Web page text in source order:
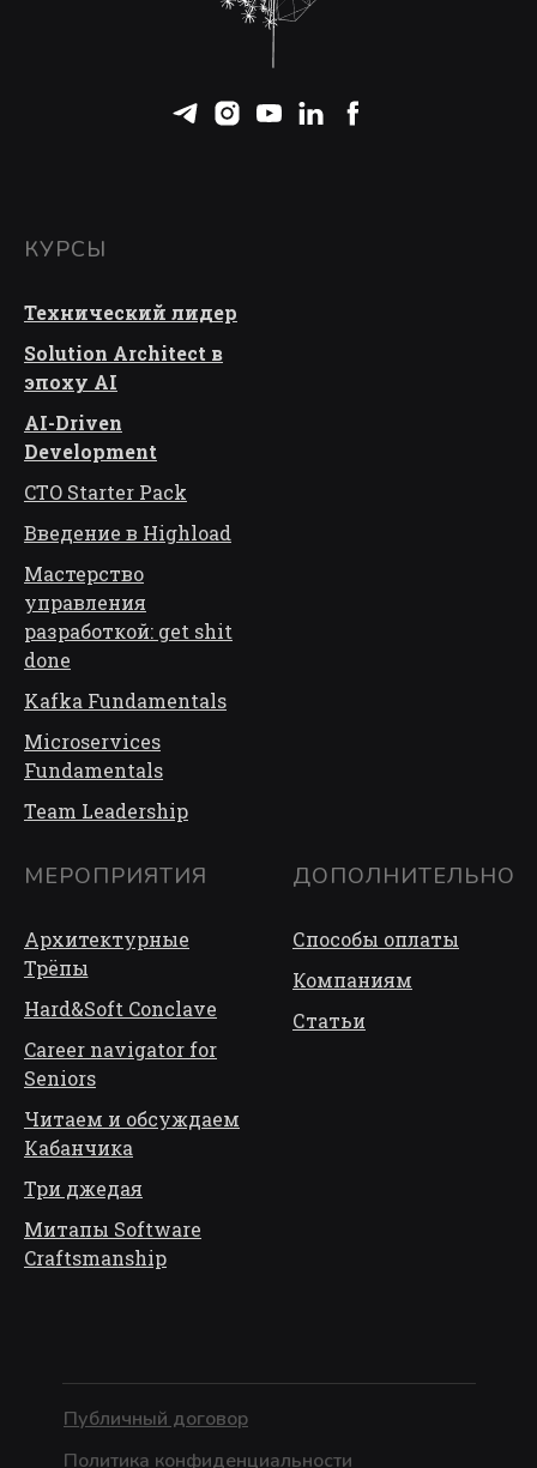
КУРСЫ
Технический лидер
Solution Architect в
эпоху AI
AI-Driven
Development
CTO Starter Pack
Введение в Highload
Мастерство
управления
разработкой: get shit
done
Kafka Fundamentals
Microservices
Fundamentals
Team Leadership
МЕРОПРИЯТИЯ
Архитектурные
Трёпы
Hard&Soft Conclave
Career navigator for
Seniors
Читаем и обсуждаем
Кабанчика
Три джедая
Митапы Software
Craftsmanship
ДОПОЛНИТЕЛЬНО
Способы оплаты
Компаниям
Статьи
Публичный договор
Политика конфиденциальности